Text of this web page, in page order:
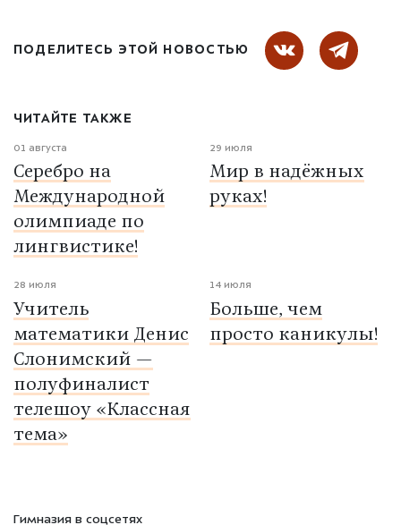
ПОДЕЛИТЕСЬ ЭТОЙ НОВОСТЬЮ
ЧИТАЙТЕ ТАКЖЕ
01 августа
Серебро на
Международной
олимпиаде по
лингвистике!
29 июля
Мир в надёжных
руках!
28 июля
Учитель
математики Денис
Слонимский —
полуфиналист
телешоу «Классная
тема»
14 июля
Больше, чем
просто каникулы!
Гимназия в соцсетях